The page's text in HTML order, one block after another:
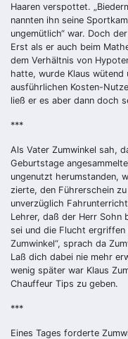
Haaren verspottet.
nannten ihn seine
ungemütlich“ war. Doch
Erst als er auch beim
dem Verhältnis von
hatte, wurde Klaus wütend
ausführlichen Kosten-
ließ er es aber dann doch
***
Als Vater Zumwinkel sah,
Geburtstage
ungenutzt herumstanden,
zierte, den Führerschein
unverzüglich
Lehrer, daß der Herr
sei und die Flucht ergriffen
Zumwinkel“, sprach da
Laß dich dabei nie mehr
wenig später war Klaus
Chauffeur Tips zu geben.
***
Eines Tages forderte